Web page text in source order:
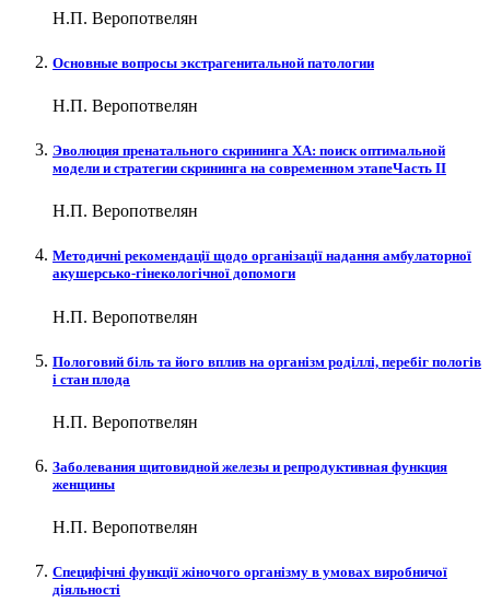
Н.П. Веропотвелян
Основные вопросы экстрагенитальной патологии
Н.П. Веропотвелян
Эволюция пренатального скрининга ХА: поиск оптимальной
модели и стратегии скрининга на современном этапеЧасть ІІ
Н.П. Веропотвелян
Методичні рекомендації щодо організації надання амбулаторної
акушерсько-гінекологічної допомоги
Н.П. Веропотвелян
Пологовий біль та його вплив на організм роділлі, перебіг пологів
і стан плода
Н.П. Веропотвелян
Заболевания щитовидной железы и репродуктивная функция
женщины
Н.П. Веропотвелян
Специфічні функції жіночого організму в умовах виробничої
діяльності